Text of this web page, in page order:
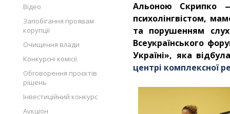
Відео
Запобігання проявам
корупції
Очищення влади
Конкурсні комісії
Обговорення проєктів
рішень
Інвестиційний конкурс
Аукціон
Альоною Скрипко
психолінгвістом,
та порушенням
Всеукраїнського
Україні», яка
центрі комплексної